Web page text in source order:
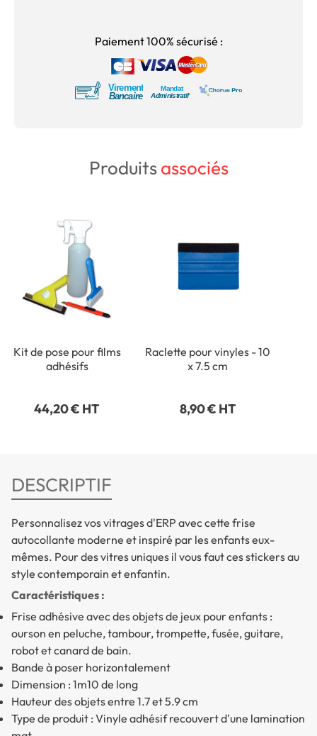
Paiement 100% sécurisé :
Produitsassociés
Kit de pose pour films
adhésifs
44,20 € HT
Raclette pour vinyles - 10
x 7.5 cm
8,90 € HT
DESCRIPTIF
Personnalisez vos vitrages d'ERP avec cette frise
autocollante moderne et inspiré par les enfants eux-
mêmes. Pour des vitres uniques il vous faut ces stickers au
style contemporain et enfantin.
Caractéristiques :
Frise adhésive avec des objets de jeux pour enfants :
ourson en peluche, tambour, trompette, fusée, guitare,
robot et canard de bain.
Bande à poser horizontalement
Dimension : 1m10 de long
Hauteur des objets entre 1.7 et 5.9 cm
Type de produit : Vinyle adhésif recouvert d'une lamination